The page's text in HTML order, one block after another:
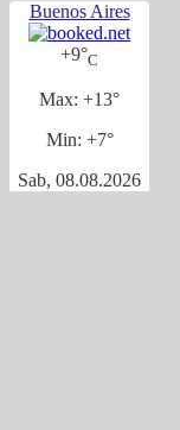
Buenos Aires
+9°C
Max: +13°
Min: +7°
Sab, 08.08.2026